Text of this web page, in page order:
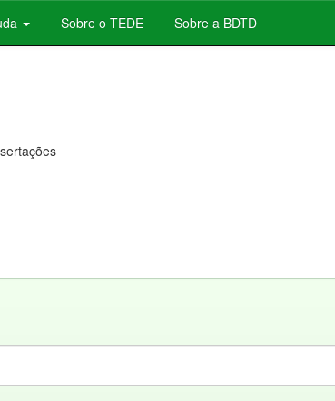
Sobre o TEDE Sobre a BDTD